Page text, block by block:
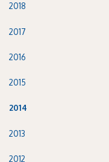
2018
2017
2016
2015
2014
2013
2012